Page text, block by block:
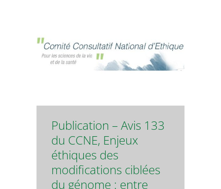
Publication – Avis 133
du CCNE, Enjeux
éthiques des
modifications ciblées
du génome : entre